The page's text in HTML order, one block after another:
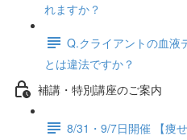
れますか？
Q.クライアントの血液
とは違法ですか？
補講・特別講座のご案内
8/31・9/7日開催 【痩